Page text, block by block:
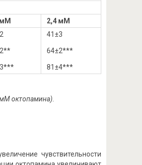
2,4 мМ
41±3
64±2***
81±4***
октопамина).
чувствительности